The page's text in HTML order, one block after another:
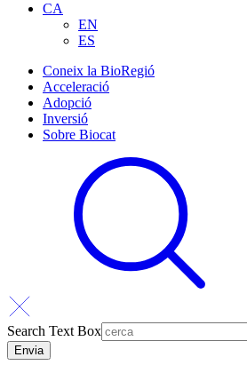
CA
EN
ES
Coneix la BioRegió
Acceleració
Adopció
Inversió
Sobre Biocat
Search Text Box